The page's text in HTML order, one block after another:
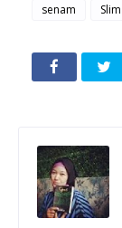
senam
Slim